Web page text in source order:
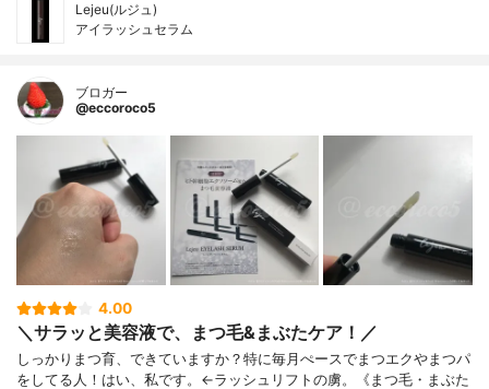
Lejeu(ルジュ)
アイラッシュセラム
ブロガー
@eccoroco5
4.00
＼サラッと美容液で、まつ毛&まぶたケア！／
しっかりまつ育、できていますか？特に毎月ぺースでまつエクやまつパ
をしてる人！はい、私です。←ラッシュリフトの虜。《まつ毛・まぶた